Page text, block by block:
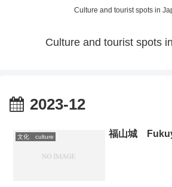
Culture and tourist spots in
Culture and tourist spots
2023-12
文化 culture 福山城